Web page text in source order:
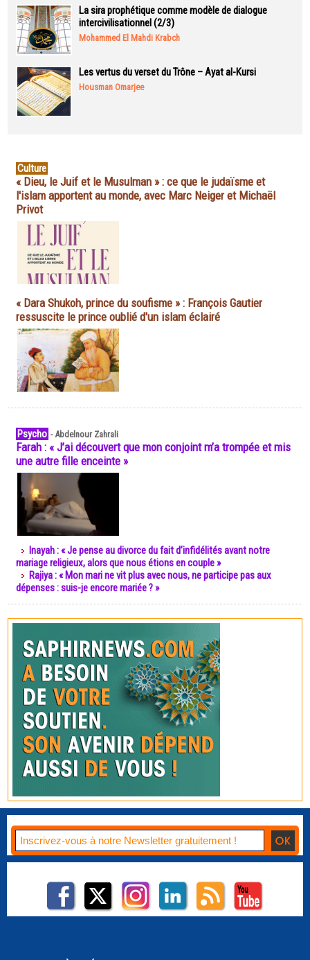
La sira prophétique comme modèle de dialogue
intercivilisationnel (2/3)
Mohammed El Mahdi Krabch
Les vertus du verset du Trône – Ayat al-Kursi
Housman Omarjee
Culture
« Dieu, le Juif et le Musulman » : ce que le judaïsme et
l'islam apportent au monde, avec Marc Neiger et Michaël
Privot
« Dara Shukoh, prince du soufisme » : François Gautier
ressuscite le prince oublié d'un islam éclairé
Psycho -Abdelnour Zahrali
Farah : « J’ai découvert que mon conjoint m’a trompée et mis
une autre fille enceinte »
Inayah : « Je pense au divorce du fait d’infidélités avant notre
mariage religieux, alors que nous étions en couple »
Rajiya : « Mon mari ne vit plus avec nous, ne participe pas aux
dépenses : suis-je encore mariée ? »